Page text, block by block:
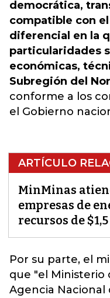
democrática,
compatible con
diferencial en la
particularidades
económicas,
Subregión del
conforme a los
el Gobierno
ARTÍCULO
MinMinas
empresas de
recursos de
Por su parte, el
que "el Ministerio
Agencia Nacional